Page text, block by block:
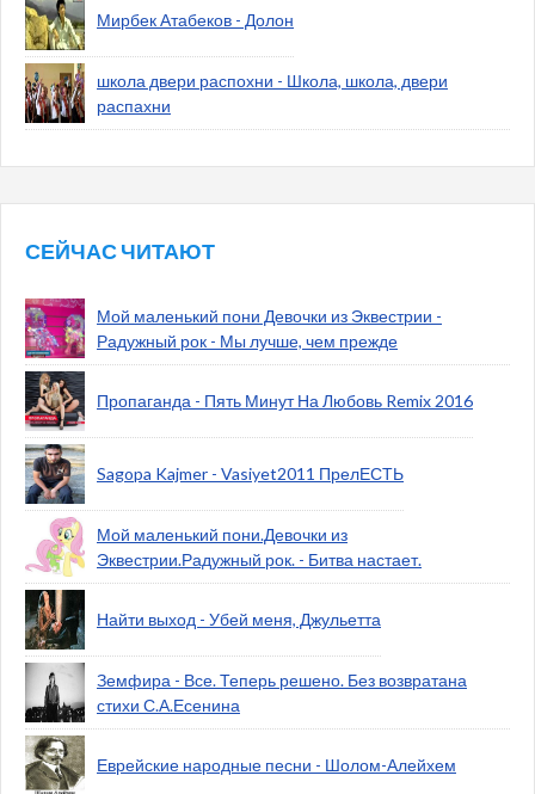
Мирбек Атабеков - Долон
школа двери распохни - Школа, школа, двери
распахни
СЕЙЧАС ЧИТАЮТ
Мой маленький пони Девочки из Эквестрии -
Радужный рок - Мы лучше, чем прежде
Пропаганда - Пять Минут На Любовь Remix 2016
Sagopa Kajmer - Vasiyet2011 ПрелЕСТЬ
Мой маленький пони.Девочки из
Эквестрии.Радужный рок. - Битва настает.
Найти выход - Убей меня, Джульетта
Земфира - Все. Теперь решено. Без возвратана
стихи С.А.Есенина
Еврейские народные песни - Шолом-Алейхем